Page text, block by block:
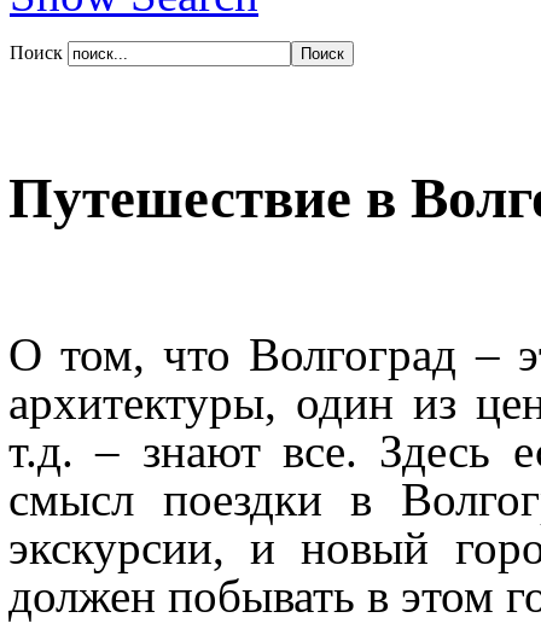
Поиск
Путешествие в
О том, что Волгоград –
архитектуры, один из
т.д. – знают все. Здесь
смысл поездки в
экскурсии, и новый
должен побывать в этом